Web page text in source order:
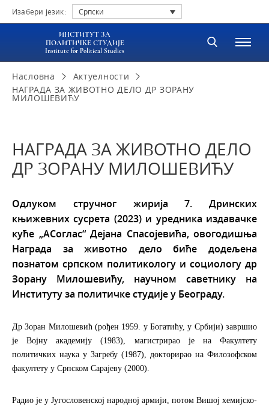
Изабери језик: Српски
ИНСТИТУТ ЗА
ПОЛИТИЧКЕ СТУДИЈЕ
Institute for Political Studies
Насловна
Актуелности
НАГРАДА ЗА ЖИВОТНО ДЕЛО ДР ЗОРАНУ
МИЛОШЕВИЋУ
НАГРАДА ЗА ЖИВОТНО ДЕЛО
ДР ЗОРАНУ МИЛОШЕВИЋУ
Одлуком стручног жирија 7. Дринских
књижевних сусрета (2023) и уредника издавачке
куће „АСоглас“ Дејана Спасојевића, овогодишња
Награда за животно дело биће додељена
познатом српском политикологу и социологу др
Зорану Милошевићу, научном саветнику на
Институту за политичке студије у Београду.
Др Зоран Милошевић (рођен 1959. у Богатићу, у Србији) завршио
је Војну академију (1983), магистрирао је на Факултету
политичких наука у Загребу (1987), докторирао на Филозофском
факултету у Српском Сарајеву (2000).
Радио је у Југословенској народној армији, потом Вишој хемијско-